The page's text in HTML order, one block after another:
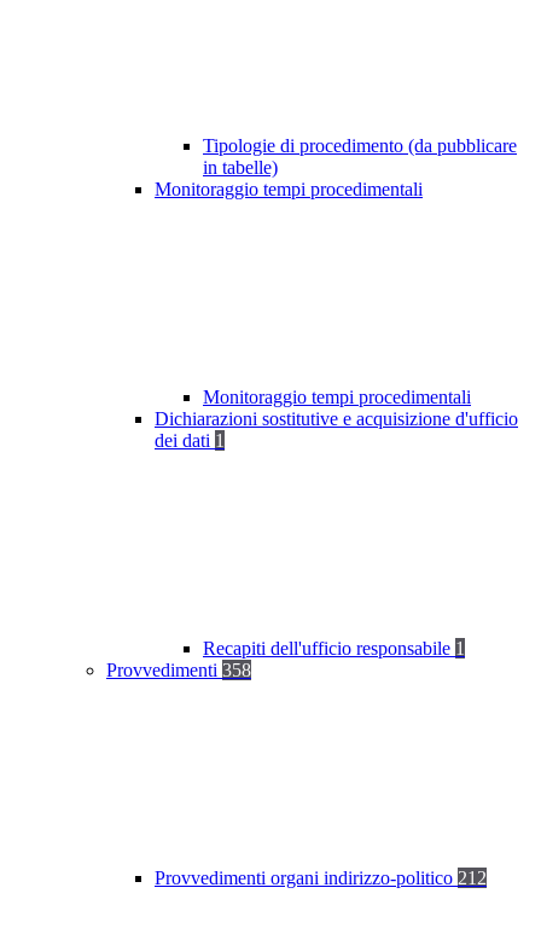
Tipologie di procedimento (da pubblicare
in tabelle)
Monitoraggio tempi procedimentali
Monitoraggio tempi procedimentali
Dichiarazioni sostitutive e acquisizione d'ufficio
dei dati 1
Recapiti dell'ufficio responsabile 1
Provvedimenti 358
Provvedimenti organi indirizzo-politico 212